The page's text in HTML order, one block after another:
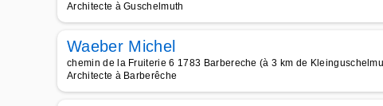
Architecte à Guschelmuth
Waeber Michel
chemin de la Fruiterie 6 1783 Barbereche (à 3 km de
Architecte à Barberêche